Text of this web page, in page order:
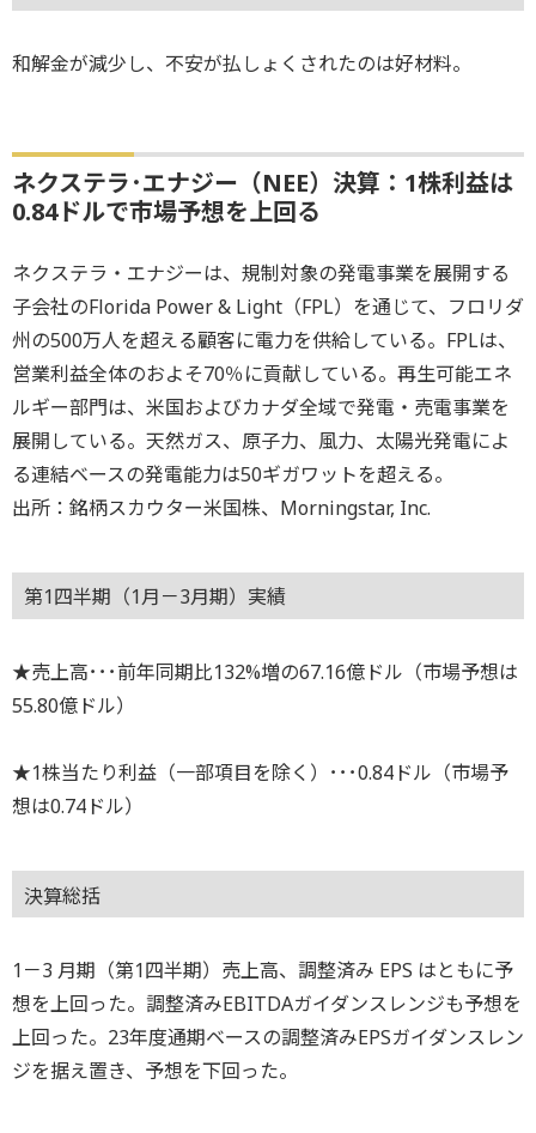
和解金が減少し、不安が払しょくされたのは好材料。
ネクステラ･エナジー（NEE）決算：1株利益は
0.84ドルで市場予想を上回る
ネクステラ・エナジーは、規制対象の発電事業を展開する
子会社のFlorida Power & Light（FPL）を通じて、フロリダ
州の500万人を超える顧客に電力を供給している。FPLは、
営業利益全体のおよそ70％に貢献している。再生可能エネ
ルギー部門は、米国およびカナダ全域で発電・売電事業を
展開している。天然ガス、原子力、風力、太陽光発電によ
る連結ベースの発電能力は50ギガワットを超える。
出所：銘柄スカウター米国株、Morningstar, Inc.
第1四半期（1月－3月期）実績
★売上高･･･前年同期比132%増の67.16億ドル（市場予想は
55.80億ドル）
★1株当たり利益（一部項目を除く）･･･0.84ドル（市場予
想は0.74ドル）
決算総括
1－3 月期（第1四半期）売上高、調整済み EPS はともに予
想を上回った。調整済みEBITDAガイダンスレンジも予想を
上回った。23年度通期ベースの調整済みEPSガイダンスレン
ジを据え置き、予想を下回った。